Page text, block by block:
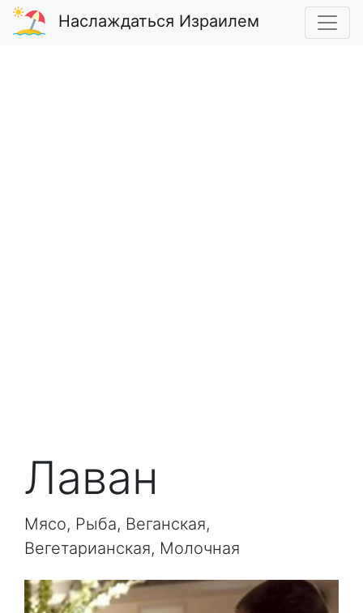
Наслаждаться Израилем
Лаван
Мясо, Рыба, Веганская,
Вегетарианская, Молочная